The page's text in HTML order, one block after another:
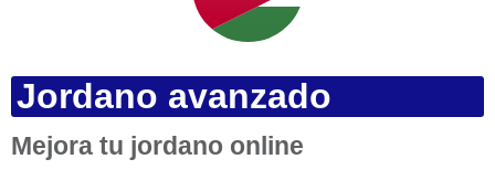
Jordano avanzado
Mejora tu jordano online